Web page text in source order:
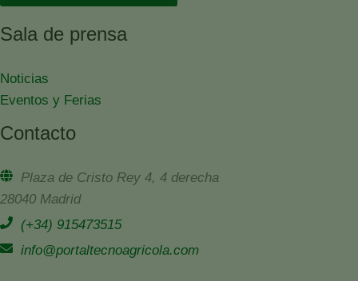
Sala de prensa
Noticias
Eventos y Ferias
Contacto
Plaza de Cristo Rey 4, 4 derecha
28040 Madrid
(+34) 915473515
info@portaltecnoagricola.com